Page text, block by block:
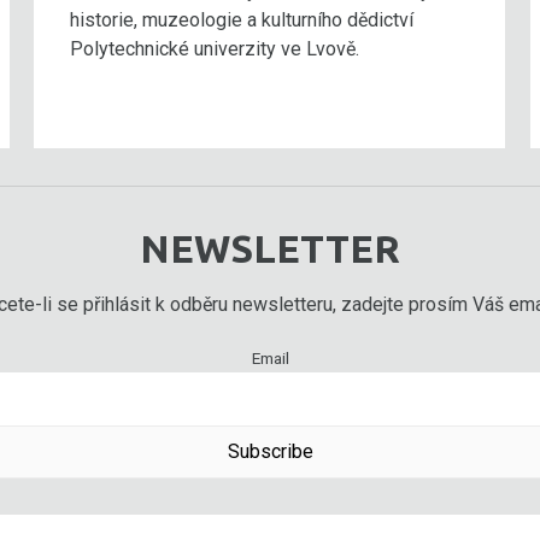
historie, muzeologie a kulturního dědictví
Polytechnické univerzity ve Lvově.
NEWSLETTER
li se přihlásit k odběru newsletteru, zadejte prosím Váš
Email
Subscribe